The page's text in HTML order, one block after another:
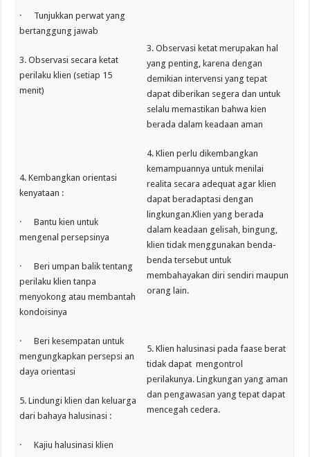
· Tunjukkan perwat yang
bertanggung jawab
3. Observasi secara ketat
perilaku klien (setiap 15
menit)
4. Kembangkan orientasi
kenyataan :
· Bantu kien untuk
mengenal persepsinya
· Beri umpan balik tentang
perilaku klien tanpa
menyokong atau membantah
kondoisinya
· Beri kesempatan untuk
mengungkapkan persepsi an
daya orientasi
5. Lindungi klien dan keluarga
dari bahaya halusinasi :
· Kajiu halusinasi klien
3. Observasi ketat merupakan hal
yang penting, karena dengan
demikian intervensi yang tepat
dapat diberikan segera dan untuk
selalu memastikan bahwa kien
berada dalam keadaan aman
4. Klien perlu dikembangkan
kemampuannya untuk menilai
realita secara adequat agar klien
dapat beradaptasi dengan
lingkungan.Klien yang berada
dalam keadaan gelisah, bingung,
klien tidak menggunakan benda-
benda tersebut untuk
membahayakan diri sendiri maupun
orang lain.
5. Klien halusinasi pada faase berat
tidak dapat mengontrol
perilakunya. Lingkungan yang aman
dan pengawasan yang tepat dapat
mencegah cedera.